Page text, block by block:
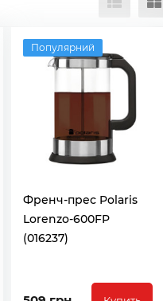
Популярний
Френч-прес Polaris
Lorenzo-600FP
(016237)